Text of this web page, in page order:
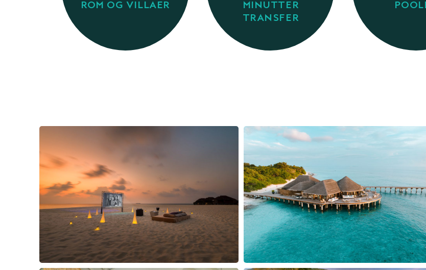
ROM OG VILLAER
MINUTTER
TRANSFER